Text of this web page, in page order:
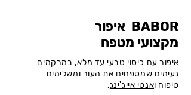
BABOR איפור
מקצועי מטפח
איפור עם כיסוי טבעי עד מלא, במרקמים
נעימים שמטפחים את העור ומשלימים
טיפוח ואנטי אייג'ינג.